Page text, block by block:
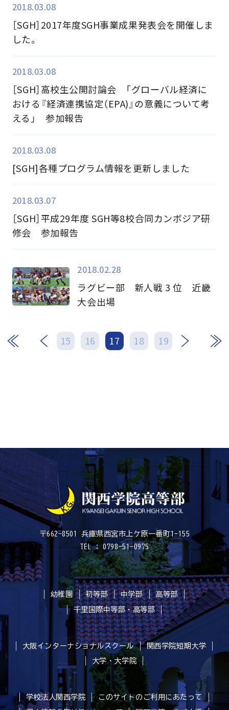
2018.03.08
［SGH］2017年度SGH事業成果発表会を開催しま
した。
2018.03.08
［SGH］高校生公開討論会 「グローバル経済に
おける『経済連携協定（EPA)』の意義について考
える」 参加報告
2018.03.08
[SGH]各種プログラム情報を更新しました
2018.03.07
［SGH］平成29年度 SGH等8校合同カンボジア研
修会 参加報告
2018.02.28
ラグビー部 新人戦 3 位 近畿
大会出場
15 16 17 18 19
次 最後
〒662-8501 兵庫県西宮市上ケ原一番町1-155
TEL : 0798-51-0975
幼稚園 初等部 中学部
高等部
千里国際中等部・高等部
大阪インターナショナルスクール
関西学院短期大学
大学・大学院
学校法人関西学院
このサイトのご利用にあたって